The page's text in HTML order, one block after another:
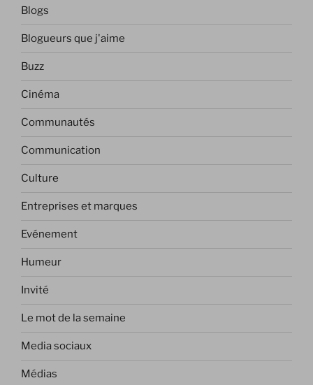
Blogs
Blogueurs que j'aime
Buzz
Cinéma
Communautés
Communication
Culture
Entreprises et marques
Evénement
Humeur
Invité
Le mot de la semaine
Media sociaux
Médias